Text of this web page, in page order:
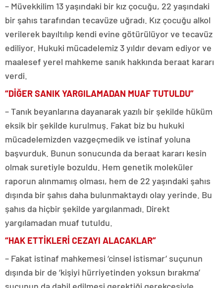
– Müvekkilim 13 yaşındaki bir kız çocuğu, 22 yaşındaki
bir şahıs tarafından tecavüze uğradı. Kız çocuğu alkol
verilerek bayıltılıp kendi evine götürülüyor ve tecavüz
ediliyor. Hukuki mücadelemiz 3 yıldır devam ediyor ve
maalesef yerel mahkeme sanık hakkında beraat kararı
verdi.
“DİĞER SANIK YARGILAMADAN MUAF TUTULDU”
– Tanık beyanlarına dayanarak yazılı bir şekilde hüküm
eksik bir şekilde kurulmuş. Fakat biz bu hukuki
mücadelemizden vazgeçmedik ve istinaf yoluna
başvurduk. Bunun sonucunda da beraat kararı kesin
olmak suretiyle bozuldu. Hem genetik moleküler
raporun alınmamış olması, hem de 22 yaşındaki şahıs
dışında bir şahıs daha bulunmaktaydı olay yerinde. Bu
şahıs da hiçbir şekilde yargılanmadı. Direkt
yargılamadan muaf tutuldu.
“HAK ETTİKLERİ CEZAYI ALACAKLAR”
– Fakat istinaf mahkemesi ‘cinsel istismar’ suçunun
dışında bir de ‘kişiyi hürriyetinden yoksun bırakma’